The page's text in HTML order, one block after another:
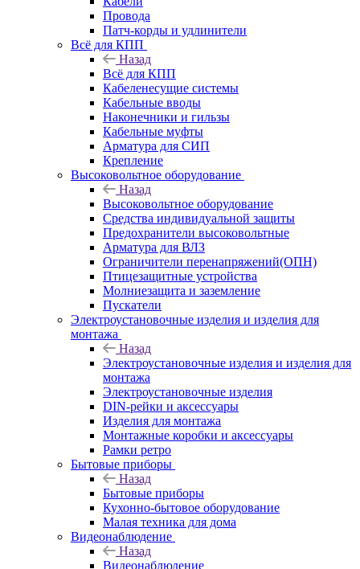
Провода
Патч-корды и удлинители
Всё для КПП
Назад
Всё для КПП
Кабеленесущие системы
Кабельные вводы
Наконечники и гильзы
Кабельные муфты
Арматура для СИП
Крепление
Высоковольтное оборудование
Назад
Высоковольтное оборудование
Средства индивидуальной защиты
Предохранители высоковольтные
Арматура для ВЛЗ
Ограничители перенапряжений(ОПН)
Птицезащитные устройства
Молниезащита и заземление
Пускатели
Электроустановочные изделия и изделия для
монтажа
Назад
Электроустановочные изделия и изделия для
монтажа
Электроустановочные изделия
DIN-рейки и аксессуары
Изделия для монтажа
Монтажные коробки и аксессуары
Рамки ретро
Бытовые приборы
Назад
Бытовые приборы
Кухонно-бытовое оборудование
Малая техника для дома
Видеонаблюдение
Назад
Видеонаблюдение